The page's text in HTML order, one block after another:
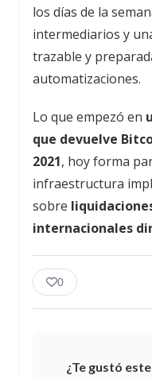
los días de la
intermediarios y
trazable y
automatizaciones.
Lo que empezó en
que devuelve
2021, hoy forma
infraestructura
sobre
internacionales
0
¿Te gustó